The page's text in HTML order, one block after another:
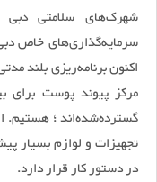
شهرک‌های سلامتی دبی
سرمایه‌گذاری‌های خاص
اکنون برنامه‌ریزی بلند
مرکز پیوند پوست برای
گسترده‌شده‌اند ؛ هستیم.
تجهیزات و لوازم بسیار
در دستور کار قرار دارد.